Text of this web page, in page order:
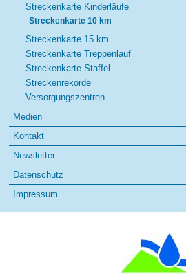
Streckenkarte Kinderläufe
Streckenkarte 10 km
Streckenkarte 15 km
Streckenkarte Treppenlauf
Streckenkarte Staffel
Streckenrekorde
Versorgungszentren
Medien
Kontakt
Newsletter
Datenschutz
Impressum